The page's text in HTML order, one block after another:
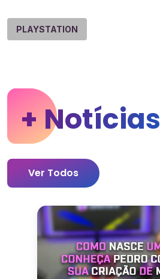
PLAYSTATION
+ Notícias
Ver Todos